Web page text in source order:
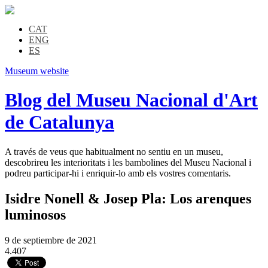
CAT
ENG
ES
Museum website
Blog del Museu Nacional d'Art
de Catalunya
A través de veus que habitualment no sentiu en un museu,
descobrireu les interioritats i les bambolines del Museu Nacional i
podreu participar-hi i enriquir-lo amb els vostres comentaris.
Isidre Nonell & Josep Pla: Los arenques
luminosos
9 de septiembre de 2021
4.407